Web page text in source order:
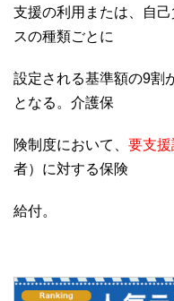
支援の利用または、自
スの種類ごとに
設定される基準額の9割
となる。介護保
険制度において、 要支援
者）に対する保険
給付。